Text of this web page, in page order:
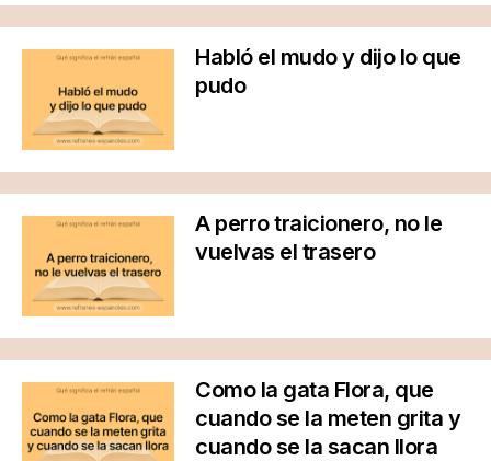
Habló el mudo y dijo lo que
pudo
A perro traicionero, no le
vuelvas el trasero
Como la gata Flora, que
cuando se la meten grita y
cuando se la sacan llora